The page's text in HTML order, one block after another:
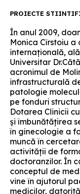
PROIECTE
În anul 2009,
Monica Cîrstoiu
internaţională,
Universitar
acronimul de
infrastructurală
patologie
pe fonduri
Dotarea Clinicii
şi îmbunătăţirea
în ginecologie a
muncă în
activităţii de
doctoranzilor. În
conceptul de
vine în ajutorul
medicilor,